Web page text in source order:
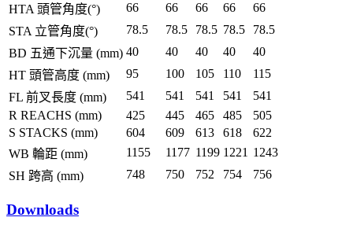
HTA 頭管角度(°)
66 66 66 66
66
STA 立管角度(°)
78.5 78.5 78.5 78.5
78.5
BD 五通下沉量 (mm) 40 40 40 40
40
HT 頭管高度 (mm)
95 100 105 110
115
FL 前叉長度 (mm)
541 541 541 541
541
R REACHS (mm)
425 445 465 485
505
S STACKS (mm)
604 609 613 618
622
WB 輪距 (mm)
1155 1177 1199 1221 1243
SH 跨高 (mm)
748 750 752 754 756
Downloads